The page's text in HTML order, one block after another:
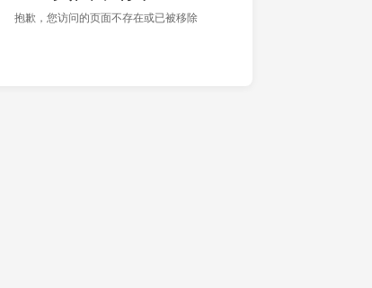
抱歉，您访问的页面不存在或已被移除